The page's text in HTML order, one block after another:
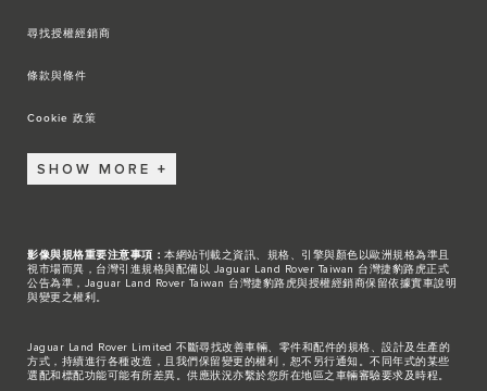
尋找授權經銷商
條款與條件
Cookie 政策
SHOW MORE
影像與規格重要注意事項： 本網站刊載之資訊、規格、引擎與顏色以歐洲規格為準且
視市場而異，台灣引進規格與配備以 Jaguar Land Rover Taiwan 台灣捷豹路虎正式
公告為準，Jaguar Land Rover Taiwan 台灣捷豹路虎與授權經銷商保留依據實車說明
與變更之權利。
Jaguar Land Rover Limited 不斷尋找改善車輛、零件和配件的規格、設計及生產的
方式，持續進行各種改造，且我們保留變更的權利，恕不另行通知。不同年式的某些
選配和標配功能可能有所差異。供應狀況亦繫於您所在地區之車輛審驗要求及時程。